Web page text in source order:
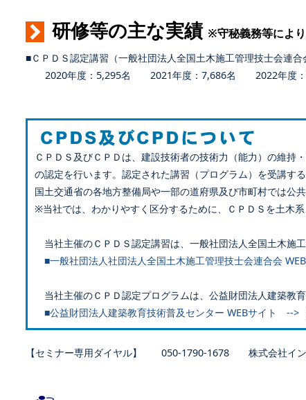
研修等の主な実績 ※守秘義務等によ
■ＣＰＤＳ認定講習（一般社団法人全国土木施工管理技士会連合
2020年度：5,295名 2021年度：7,686名 2022年度
ＣＰＤＳ及びＣＰＤは、建設技術者の技術力（能力）の維持
の認定を行います。認定された講習（プログラム）を受講す
国土交通省の各地方整備局や一部の道府県及び市町村では公
※当社では、わかりやすく区分するために、ＣＰＤＳを土木
当社主催のＣＰＤＳ認定講習は、一般社団法人全国土木施
■一般社団法人社団法人全国土木施工管理技士会連合会
当社主催のＣＰＤ認定プログラムは、公益財団法人建築教
■公益財団法人建築教育技術普及センター WEBサイト -->
【セミナー専用ダイヤル】 050-1790-1678 株式会社イン